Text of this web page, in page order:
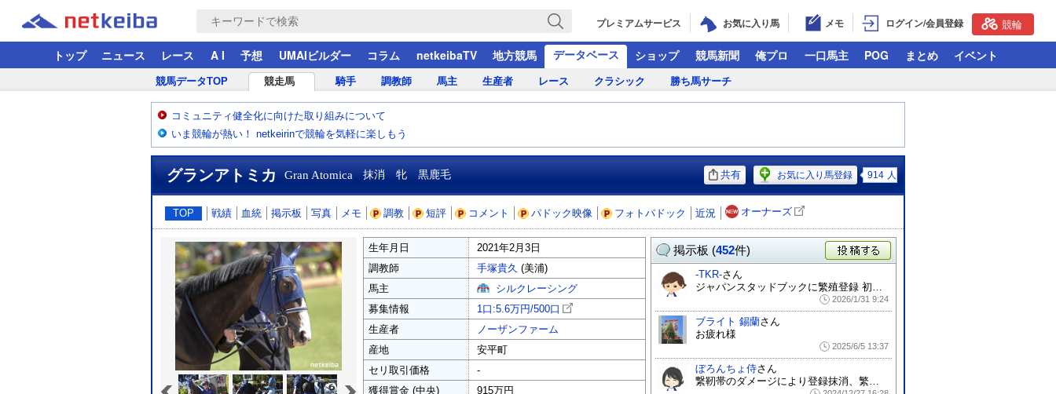
プレミアムサービス お気に入り馬 メモ ログイン/会員登録 競輪
トップ ニュース レース A I 予想 UMAIビルダー コラム netkeibaTV 地方競馬 データベース ショップ 競馬新聞 俺プロ 一口馬主 POG まとめ イベント
競馬データTOP 競走馬 騎手 調教師 馬主 生産者 レース クラシック 勝ち馬サーチ
コミュニティ健全化に向けた取り組みについて
いま競輪が熱い！ netkeirinで競輪を気軽に楽しもう
グランアトミカ Gran Atomica 抹消 牝 黒鹿毛 共有 お気に入り馬登録 914 人
TOP 戦績 血統 掲示板 写真 メモ 調教 短評 コメント パドック映像 フォトパドック 近況 オーナーズ
生年月日
2021年2月3日
調教師
手塚貴久 (美浦)
馬主
シルクレーシング
募集情報
1口:5.6万円/500口
生産者
ノーザンファーム
産地
安平町
セリ取引価格
-
獲得賞金 (中央)
915万円
掲示板 (452件)
投稿する
-TKR-さん
ジャパンスタッドブックに繁殖登録 初年度...
2026/1/31 9:24
ブライト 錫蘭さん
お疲れ様
2025/6/5 13:37
ぼろんちょ侍さん
繋靭帯のダメージにより登録抹消、繁殖へ。...